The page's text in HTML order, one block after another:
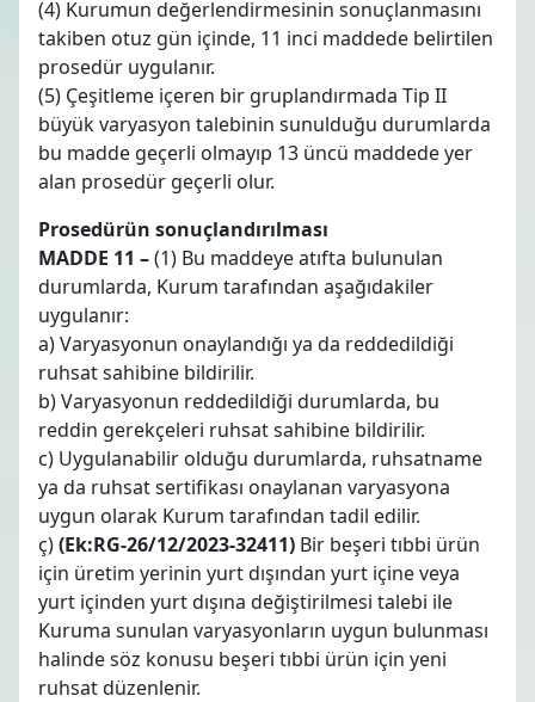
(4) Kurumun değerlendirmesinin sonuçlanmasını
takiben otuz gün içinde, 11 inci maddede belirtilen
prosedür uygulanır.
(5) Çeşitleme içeren bir gruplandırmada Tip II
büyük varyasyon talebinin sunulduğu durumlarda
bu madde geçerli olmayıp 13 üncü maddede yer
alan prosedür geçerli olur.
Prosedürün sonuçlandırılması
MADDE 11 –(1) Bu maddeye atıfta bulunulan
durumlarda, Kurum tarafından aşağıdakiler
uygulanır:
a) Varyasyonun onaylandığı ya da reddedildiği
ruhsat sahibine bildirilir.
b) Varyasyonun reddedildiği durumlarda, bu
reddin gerekçeleri ruhsat sahibine bildirilir.
c) Uygulanabilir olduğu durumlarda, ruhsatname
ya da ruhsat sertifikası onaylanan varyasyona
uygun olarak Kurum tarafından tadil edilir.
ç)(Ek:RG-26/12/2023-32411) Bir beşeri tıbbi ürün
için üretim yerinin yurt dışından yurt içine veya
yurt içinden yurt dışına değiştirilmesi talebi ile
Kuruma sunulan varyasyonların uygun bulunması
halinde söz konusu beşeri tıbbi ürün için yeni
ruhsat düzenlenir.